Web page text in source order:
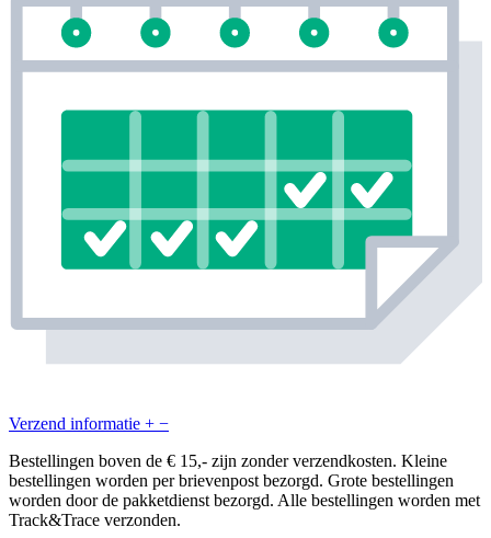
Verzend informatie + −
Bestellingen boven de € 15,- zijn zonder verzendkosten. Kleine
bestellingen worden per brievenpost bezorgd. Grote bestellingen
worden door de pakketdienst bezorgd. Alle bestellingen worden met
Track&Trace verzonden.